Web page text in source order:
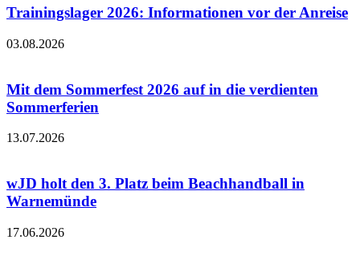
Trainingslager 2026: Informationen vor der Anreise
03.08.2026
Mit dem Sommerfest 2026 auf in die verdienten
Sommerferien
13.07.2026
wJD holt den 3. Platz beim Beachhandball in
Warnemünde
17.06.2026